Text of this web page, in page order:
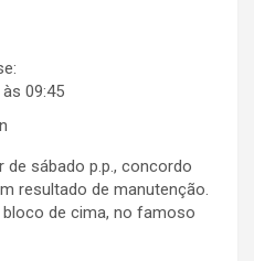
09:45
sábado p.p., concordo
resultado de manutenção.
de cima, no famoso